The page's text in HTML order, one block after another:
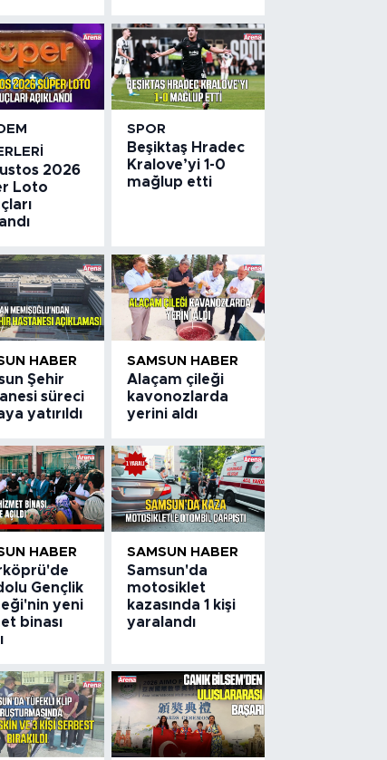
2026
Loto
SPOR
Beşiktaş Hradec
Kralove’yi 1-0
mağlup etti
HABER
Şehir
süreci
yatırıldı
SAMSUN HABER
Alaçam çileği
kavonozlarda
yerini aldı
HABER
Gençlik
yeni
binası
SAMSUN HABER
Samsun'da
motosiklet
kazasında 1 kişi
yaralandı